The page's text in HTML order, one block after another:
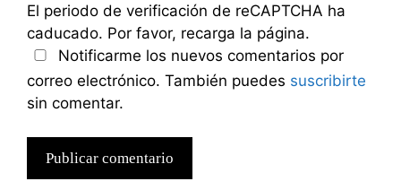
El periodo de verificación de reCAPTCHA ha
caducado. Por favor, recarga la página.
Notificarme los nuevos comentarios por
correo electrónico. También puedes suscribirte
sin comentar.